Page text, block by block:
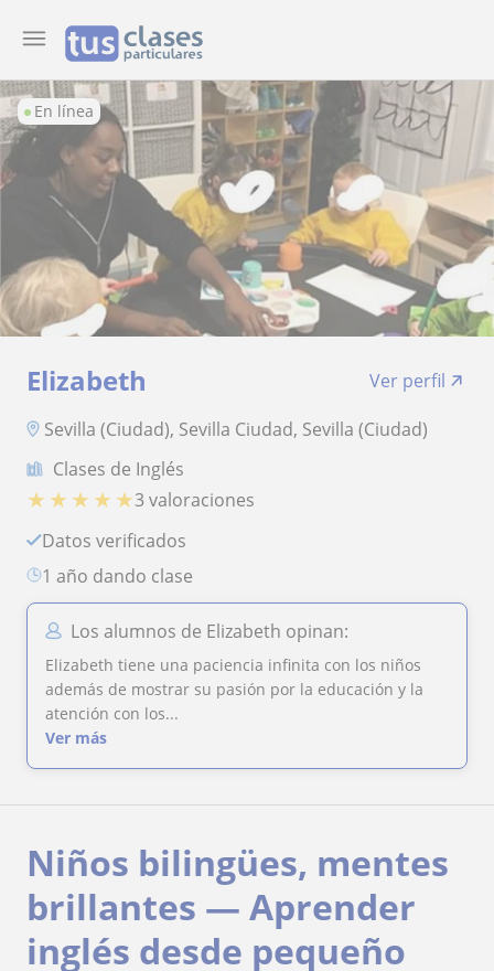
En línea
Elizabeth
Ver perfil
Sevilla (Ciudad), Sevilla Ciudad, Sevilla (Ciudad)
Clases de Inglés
★ ★ ★ ★ ★3 valoraciones
Datos verificados
1 año dando clase
Los alumnos de Elizabeth opinan:
Elizabeth tiene una paciencia infinita con los niños
además de mostrar su pasión por la educación y la
atención con los...
Ver más
Niños bilingües, mentes
brillantes — Aprender
inglés desde pequeño